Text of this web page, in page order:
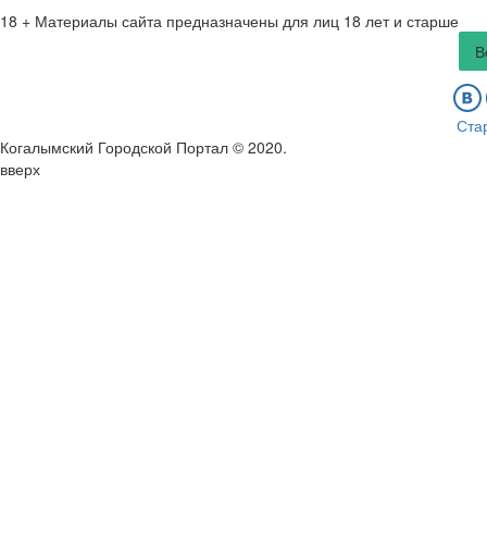
18 + Материалы сайта предназначены для лиц 18 лет и старше
Когалымский Городской Портал © 2020.
вверх